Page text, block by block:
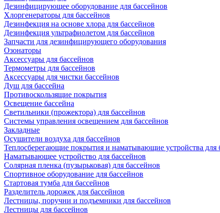
Дезинфицирующее оборудование для бассейнов
Хлоргенераторы для бассейнов
Дезинфекция на основе хлора для бассейнов
Дезинфекция ультрафиолетом для бассейнов
Запчасти для дезинфицирующего оборудования
Озонаторы
Аксессуары для бассейнов
Термометры для бассейнов
Аксессуары для чистки бассейнов
Душ для бассейна
Противоскользящие покрытия
Освещение бассейна
Светильники (прожектора) для бассейнов
Системы управления освещением для бассейнов
Закладные
Осушители воздуха для бассейнов
Теплосберегающие покрытия и наматывающие устройства для
Наматывающее устройство для бассейнов
Солярная пленка (пузырьковая) для бассейнов
Спортивное оборудование для бассейнов
Стартовая тумба для бассейнов
Разделитель дорожек для бассейнов
Лестницы, поручни и подъемники для бассейнов
Лестницы для бассейнов